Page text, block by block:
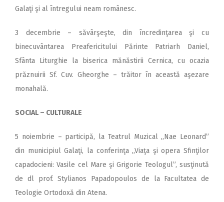
Galaţi şi al întregului neam românesc.
3 decembrie – săvârşeşte, din încredinţarea şi cu
binecuvântarea Preafericitului Părinte Patriarh Daniel,
Sfânta Liturghie la biserica mănăstirii Cernica, cu ocazia
prăznuirii Sf. Cuv. Gheorghe – trăitor în această aşezare
monahală.
SOCIAL – CULTURALE
5 noiembrie – participă, la Teatrul Muzical ,,Nae Leonard”
din municipiul Galaţi, la conferinţa ,,Viaţa şi opera Sfinţilor
capadocieni: Vasile cel Mare şi Grigorie Teologul”, susţinută
de dl prof. Stylianos Papadopoulos de la Facultatea de
Teologie Ortodoxă din Atena.